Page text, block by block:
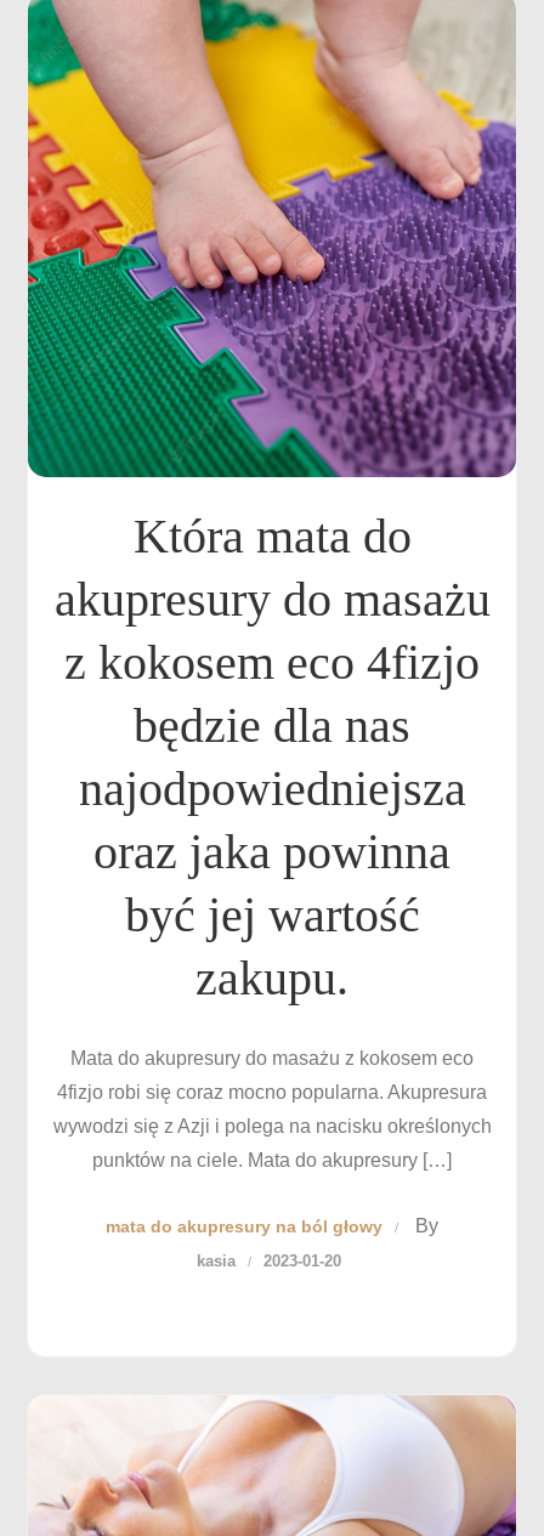
Która mata do
akupresury do masażu
z kokosem eco 4fizjo
będzie dla nas
najodpowiedniejsza
oraz jaka powinna
być jej wartość
zakupu.
Mata do akupresury do masażu z kokosem eco
4fizjo robi się coraz mocno popularna. Akupresura
wywodzi się z Azji i polega na nacisku określonych
punktów na ciele. Mata do akupresury […]
mata do akupresury na ból głowy By
kasia 2023-01-20